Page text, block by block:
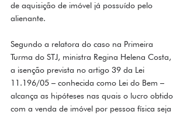
de aquisição de imóvel já possuído pelo
alienante.
Segundo a relatora do caso na Primeira
Turma do STJ, ministra Regina Helena Costa,
a isenção prevista no artigo 39 da Lei
11.196/05 – conhecida como Lei do Bem –
alcança as hipóteses nas quais o lucro obtido
com a venda de imóvel por pessoa física seja